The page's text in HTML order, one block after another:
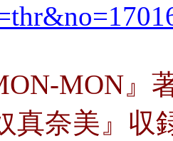
MON』
真奈美』収